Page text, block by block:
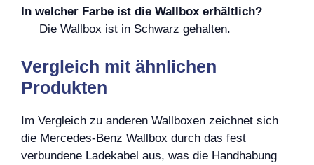
In welcher Farbe ist die Wallbox erhältlich?
Die Wallbox ist in Schwarz gehalten.
Vergleich mit ähnlichen
Produkten
Im Vergleich zu anderen Wallboxen zeichnet sich
die Mercedes-Benz Wallbox durch das fest
verbundene Ladekabel aus, was die Handhabung